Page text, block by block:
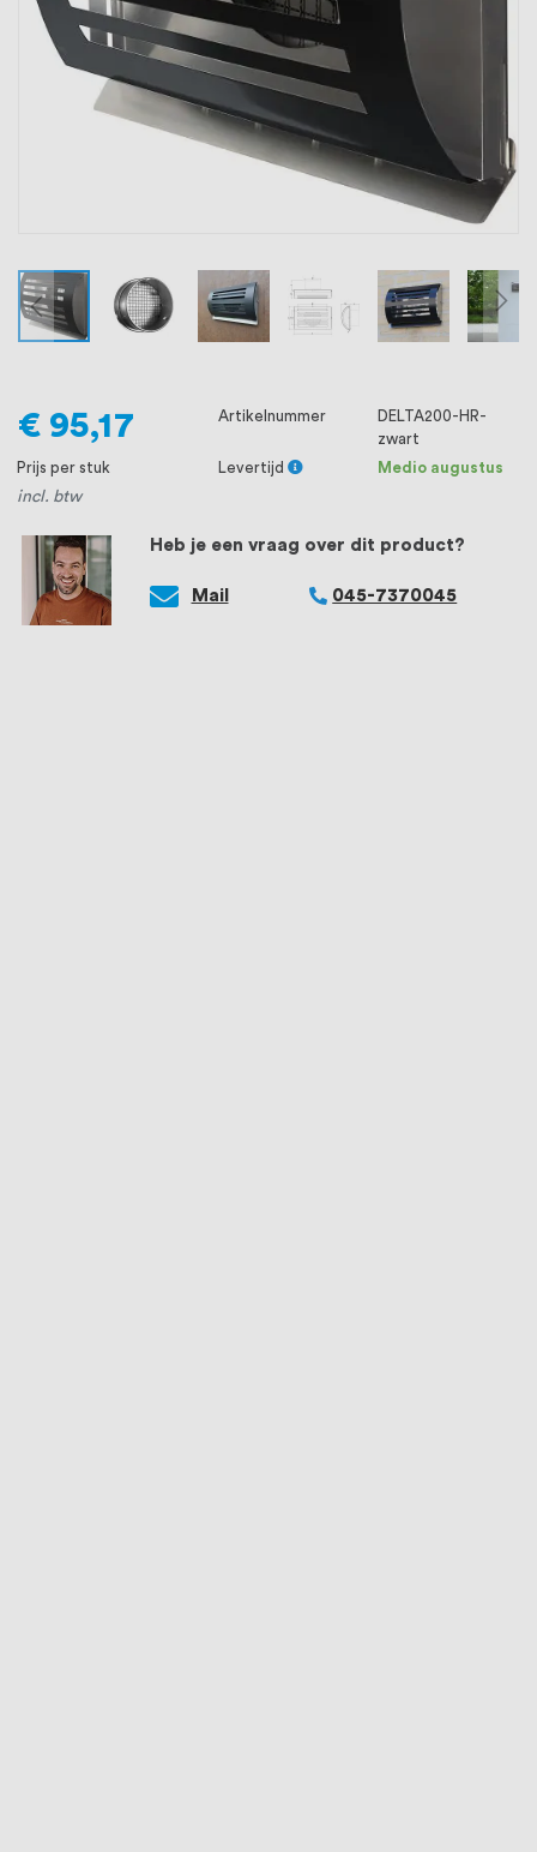
ons voorop, want we geloven dat een
goede relatie met onze klanten het
verschil maakt.
Heb je een vraag over dit product?
Mail 045-7370045
€ 95,17
Prijs per stuk
incl. btw
Artikelnummer
DELTA200-HR-
zwart
Levertijd
Medio augustus